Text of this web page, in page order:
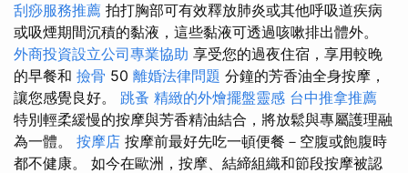
刮痧服務推薦 拍打胸部可有效釋放肺炎或其他呼吸道疾病
或吸煙期間沉積的黏液，這些黏液可透過咳嗽排出體外。
外商投資設立公司專業協助 享受您的過夜住宿，享用較晚
的早餐和 撿骨 50 離婚法律問題 分鐘的芳香油全身按摩，
讓您感覺良好。 跳蚤 精緻的外燴擺盤靈感 台中推拿推薦
特別輕柔緩慢的按摩與芳香精油結合，將放鬆與專屬護理融
為一體。 按摩店 按摩前最好先吃一頓便餐－空腹或飽腹時
都不健康。 如今在歐洲，按摩、結締組織和節段按摩被認